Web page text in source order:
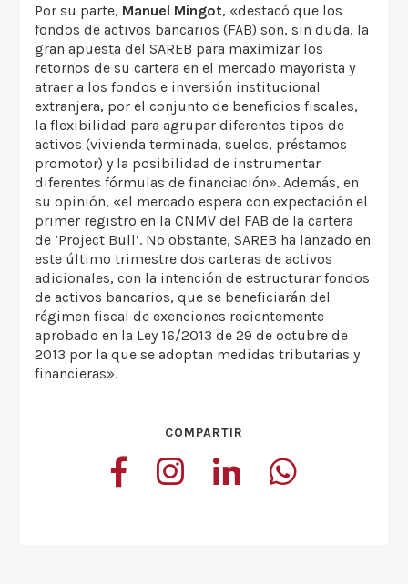
Por su parte, Manuel Mingot, «destacó que los
fondos de activos bancarios (FAB) son, sin duda, la
gran apuesta del SAREB para ‎maximizar los
retornos de su cartera en el mercado mayorista y
atraer a los fondos e inversión institucional
extranjera, por el conjunto de beneficios fiscales,
la flexibilidad para agrupar diferentes tipos de
activos (vivienda terminada, suelos, préstamos
promotor) y la posibilidad de instrumentar
diferentes fórmulas de financiación». Además, en
su opinión, «el mercado espera con expectación el
primer registro en la CNMV del FAB de la cartera
de ‘Project Bull’. No obstante, SAREB ha lanzado en
este último trimestre dos carteras de activos
adicionales, con la intención de estructurar fondos
de activos bancarios, que se beneficiarán del
régimen fiscal de exenciones recientemente
aprobado en la Ley 16/2013 de 29 de octubre de
2013 por la que se adoptan medidas tributarias y
financieras».
COMPARTIR